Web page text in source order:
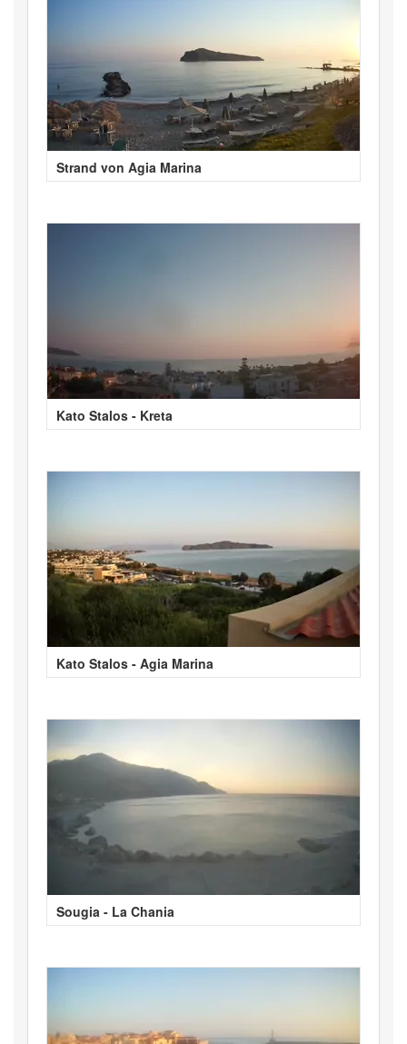
Strand von Agia Marina
Kato Stalos - Kreta
Kato Stalos - Agia Marina
Sougia - La Chania